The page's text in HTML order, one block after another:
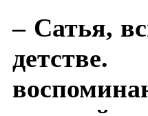
– Сатья,